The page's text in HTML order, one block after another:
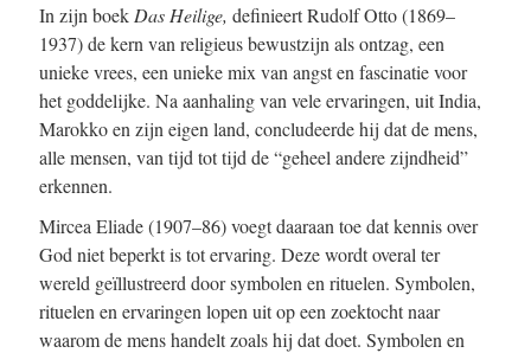
In zijn boek Das Heilige, definieert Rudolf Otto (1869–
1937) de kern van religieus bewustzijn als ontzag, een
unieke vrees, een unieke mix van angst en fascinatie voor
het goddelijke. Na aanhaling van vele ervaringen, uit India,
Marokko en zijn eigen land, concludeerde hij dat de mens,
alle mensen, van tijd tot tijd de “geheel andere zijndheid”
erkennen.
Mircea Eliade (1907–86) voegt daaraan toe dat kennis over
God niet beperkt is tot ervaring. Deze wordt overal ter
wereld geïllustreerd door symbolen en rituelen. Symbolen,
rituelen en ervaringen lopen uit op een zoektocht naar
waarom de mens handelt zoals hij dat doet. Symbolen en